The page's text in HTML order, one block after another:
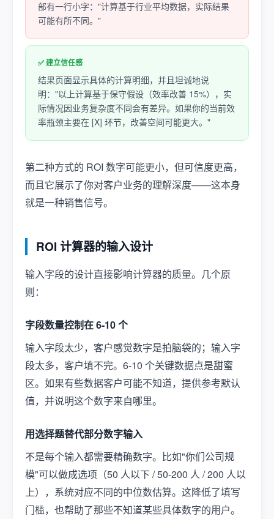
部有一行小字："计算基于行业平均数据，实际结果
可能有所不同。"
✅ 建立信任感
结果页面显示具体的计算明细，并且坦诚地说
明："以上计算基于保守假设（效率改善 15%），实
际情况因业务复杂度不同会有差异。如果你的当前效
率瓶颈主要在 [X] 环节，改善空间可能更大。"
第二种方式的 ROI 数字可能更小，但可信度更高，
而且它展示了你对客户业务的理解深度——这本身
就是一种销售信号。
ROI 计算器的输入设计
输入字段的设计直接影响计算器的质量。几个原
则：
字段数量控制在 6-10 个
输入字段太少，客户感觉数字是拍脑袋的；输入字
段太多，客户填不完。6-10 个关键数据点是甜蜜
区。如果有些数据客户可能不知道，提供参考默认
值，并说明这个数字来自哪里。
用选择题替代部分数字输入
不是每个输入都需要精确数字。比如"你们公司规
模"可以做成选项（50 人以下 / 50-200 人 / 200 人以
上），系统对应不同的中位数估算。这降低了填写
门槛，也帮助了那些不知道某些具体数字的用户。